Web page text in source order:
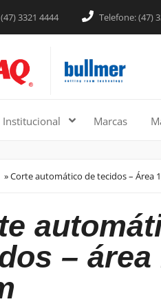
3321 4444 Telefone: (47)
Institucional Marcas
de
»Corte automático de tecidos – Área
– área